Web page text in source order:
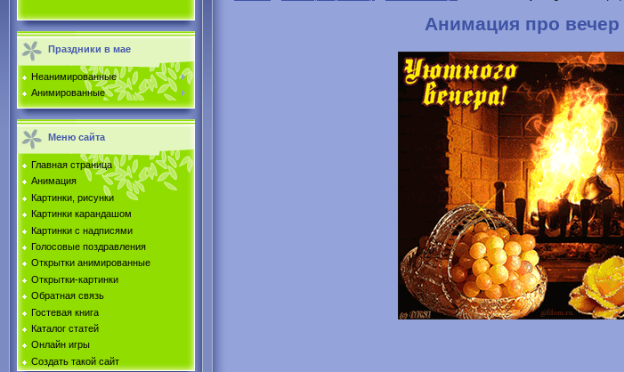
Праздники в мае
Неанимированные
Анимированные
Меню сайта
Главная страница
Анимация
Картинки, рисунки
Картинки карандашом
Картинки с надписями
Голосовые поздравления
Открытки анимированные
Открытки-картинки
Обратная связь
Гостевая книга
Каталог статей
Онлайн игры
Создать такой сайт
Анимация про вечер